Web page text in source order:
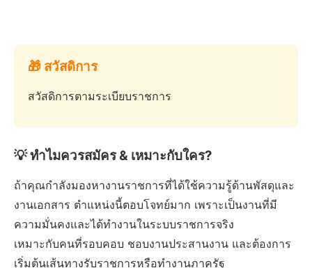
🎁 สวัสดิการ
สวัสดิการตามระเบียบราชการ
💡 ทำไมควรสมัคร & เหมาะกับใคร?
ถ้าคุณกำลังมองหางานราชการที่ได้ใช้ความรู้ด้านพัสดุและ
งานเอกสาร ตำแหน่งนี้ตอบโจทย์มาก เพราะเป็นงานที่มี
ความมั่นคงและได้ทำงานในระบบราชการจริง
เหมาะกับคนที่รอบคอบ ชอบงานประสานงาน และต้องการ
เริ่มต้นเส้นทางรับราชการหรือทำงานภาครัฐ